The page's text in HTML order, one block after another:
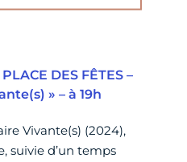
DES FÊTES –
» – à 19h
Vivante(s) (2024),
suivie d’un temps